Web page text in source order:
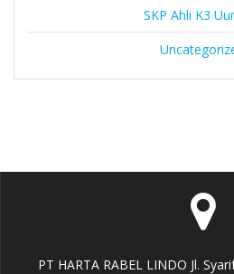
SKP Ahli K3
PT HARTA RABEL LINDO Jl.